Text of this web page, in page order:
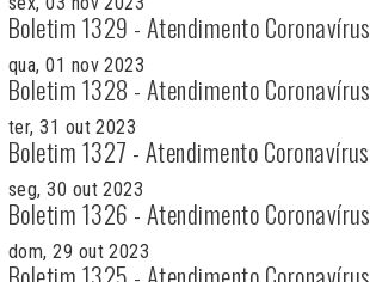
Boletim 1329 - Atendimento Coronavírus
qua, 01 nov 2023
Boletim 1328 - Atendimento Coronavírus
ter, 31 out 2023
Boletim 1327 - Atendimento Coronavírus
seg, 30 out 2023
Boletim 1326 - Atendimento Coronavírus
dom, 29 out 2023